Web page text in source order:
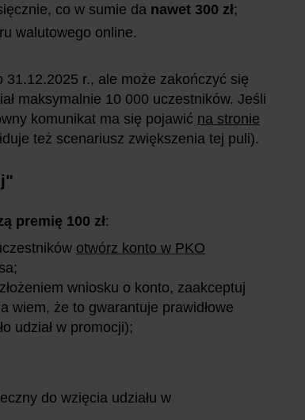
co w sumie da nawet 300 zł;
walutowego online.
31.12.2025 r. , ale może zakończyć się
maksymalnie 10 000 uczestników. Jeśli
komunikat ma się pojawić na stronie
też scenariusz zwiększenia tej puli).
premię 100 zł:
otwórz konto w PKO
wniosku o konto, zaakceptuj
wiem, że to gwarantuje prawidłowe
udział w promocji);
do wzięcia udziału w